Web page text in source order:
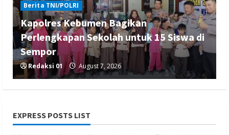
Berita TNI/POLRI
Kapolres Kebumen Bagikan
Perlengkapan Sekolah untuk 15 Siswa di
Sempor
Redaksi 01 August 7, 2026
EXPRESS POSTS LIST